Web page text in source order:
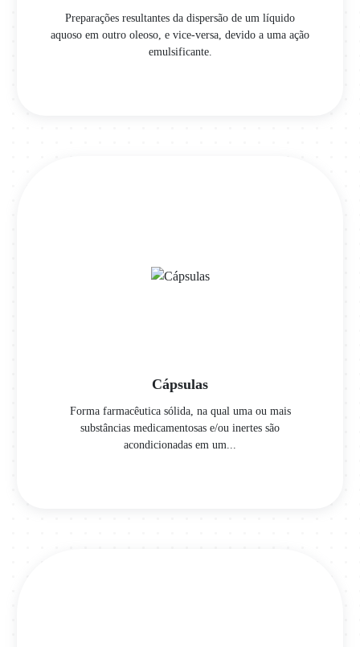
Preparações resultantes da dispersão de um líquido
aquoso em outro oleoso, e vice-versa, devido a uma ação
emulsificante.
Cápsulas
Forma farmacêutica sólida, na qual uma ou mais
substâncias medicamentosas e/ou inertes são
acondicionadas em um...